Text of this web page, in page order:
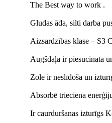
The Best way to work .
Gludas āda, silti darba
Aizsardzības klase – S3
Augšdaļa ir piesūcināta
Zole ir neslīdoša un
Absorbē trieciena
Ir caurduršanas izturīgs